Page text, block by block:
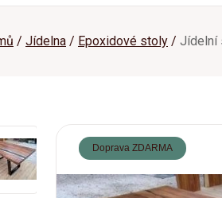
Jídelna Epoxidové stoly Jídelní
Doprava ZDARMA